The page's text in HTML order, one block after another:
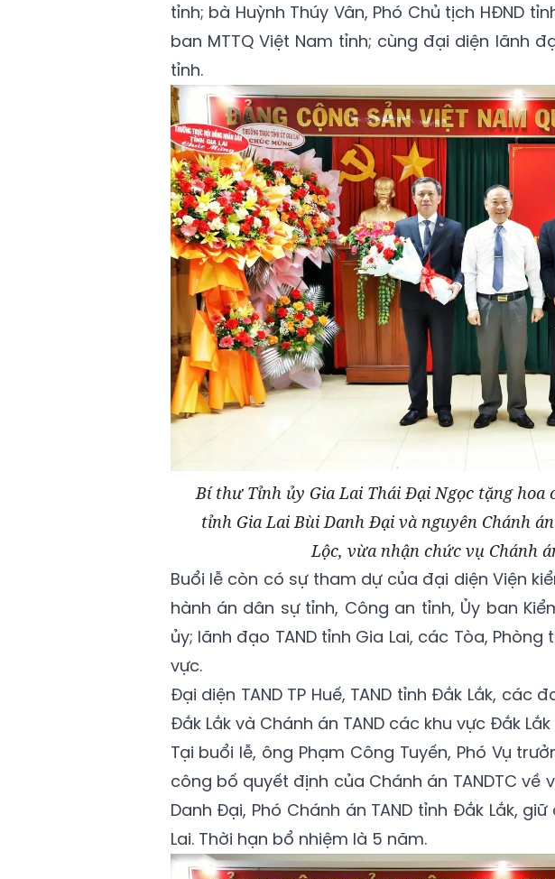
tỉnh; bà Huỳnh Thúy Vân, Phó Chủ tịch HĐND
ban MTTQ Việt Nam tỉnh; cùng đại diện lãnh
tỉnh.
Bí thư Tỉnh ủy Gia Lai Thái Đại Ngọc tặng hoa
tỉnh Gia Lai Bùi Danh Đại và nguyên Chánh
Lộc, vừa nhận chức vụ Chánh
Buổi lễ còn có sự tham dự của đại diện Viện
hành án dân sự tỉnh, Công an tỉnh, Ủy ban
ủy; lãnh đạo TAND tỉnh Gia Lai, các Tòa, Phòng
vực.
Đại diện TAND TP Huế, TAND tỉnh Đắk Lắk, các
Đắk Lắk và Chánh án TAND các khu vực Đắk
Tại buổi lễ, ông Phạm Công Tuyến, Phó Vụ
công bố quyết định của Chánh án TANDTC về
Danh Đại, Phó Chánh án TAND tỉnh Đắk Lắk,
Lai. Thời hạn bổ nhiệm là 5 năm.